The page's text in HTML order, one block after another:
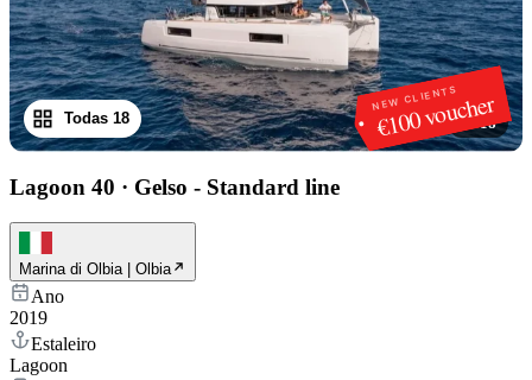
NEW CLIENTS
€100 voucher
1/18
Todas 18
Lagoon 40 · Gelso - Standard line
Marina di Olbia | Olbia
Ano
2019
Estaleiro
Lagoon